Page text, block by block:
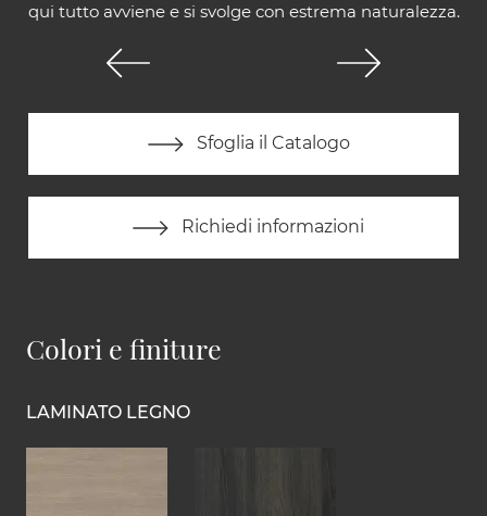
qui tutto avviene e si svolge con estrema naturalezza.
Sfoglia il Catalogo
Richiedi informazioni
Colori e finiture
LAMINATO LEGNO